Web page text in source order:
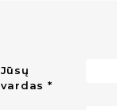
Jūsų
vardas